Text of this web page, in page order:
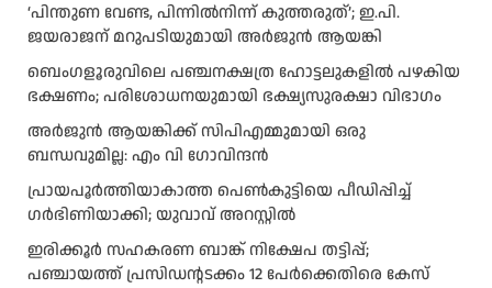
‘പിന്തുണ വേണ്ട, പിന്നിൽനിന്ന് കുത്തരുത്’; ഇ.പി.
ജയരാജന് മറുപടിയുമായി അർജുൻ ആയങ്കി
ബെംഗളൂരുവിലെ പഞ്ചനക്ഷത്ര ഹോട്ടലുകളിൽ പഴകിയ
ഭക്ഷണം; പരിശോധനയുമായി ഭക്ഷ്യസുരക്ഷാ വിഭാഗം
അര്‍ജുന്‍ ആയങ്കിക്ക് സിപിഎമ്മുമായി ഒരു
ബന്ധവുമില്ല: എം വി ഗോവിന്ദന്‍
പ്രായപൂർത്തിയാകാത്ത പെൺകുട്ടിയെ പീഡിപ്പിച്ച്
ഗർഭിണിയാക്കി; യുവാവ് അറസ്റ്റിൽ
ഇരിക്കൂർ സഹകരണ ബാങ്ക് നിക്ഷേപ തട്ടിപ്പ്;
പഞ്ചായത്ത് പ്രസിഡൻ്റടക്കം 12 പേർക്കെതിരെ കേസ്